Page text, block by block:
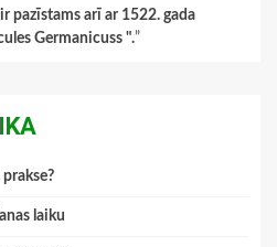
pazīstams arī ar 1522. gada
Germanicuss ".”
laiku